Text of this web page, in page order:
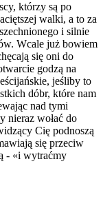
którzy są po
walki, a to za
i silnie
Wcale już bowiem
się oni do
godzą na
jeśliby to
dóbr, które nam
nad tymi
nieraz wołać do
Cię podnoszą
się przeciw
- «i wytraćmy